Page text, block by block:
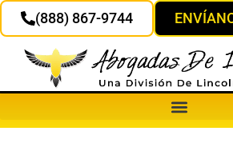
(888) 867-9744